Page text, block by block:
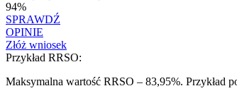
94%
SPRAWDŹ
OPINIE
Złóż wniosek
Przykład RRSO:
Maksymalna wartość RRSO – 83,95%. Przykład